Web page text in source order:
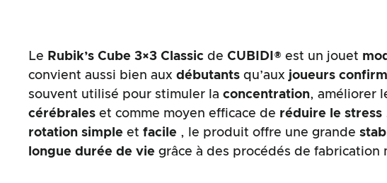
Le Rubik’s Cube 3×3 Classic de CUBIDI® est un jouet
convient aussi bien aux débutants qu’aux joueurs
souvent utilisé pour stimuler la concentration, améliorer
cérébrales et comme moyen efficace de réduire le stress
rotation simple et facile , le produit offre une grande
longue durée de vie grâce à des procédés de fabrication